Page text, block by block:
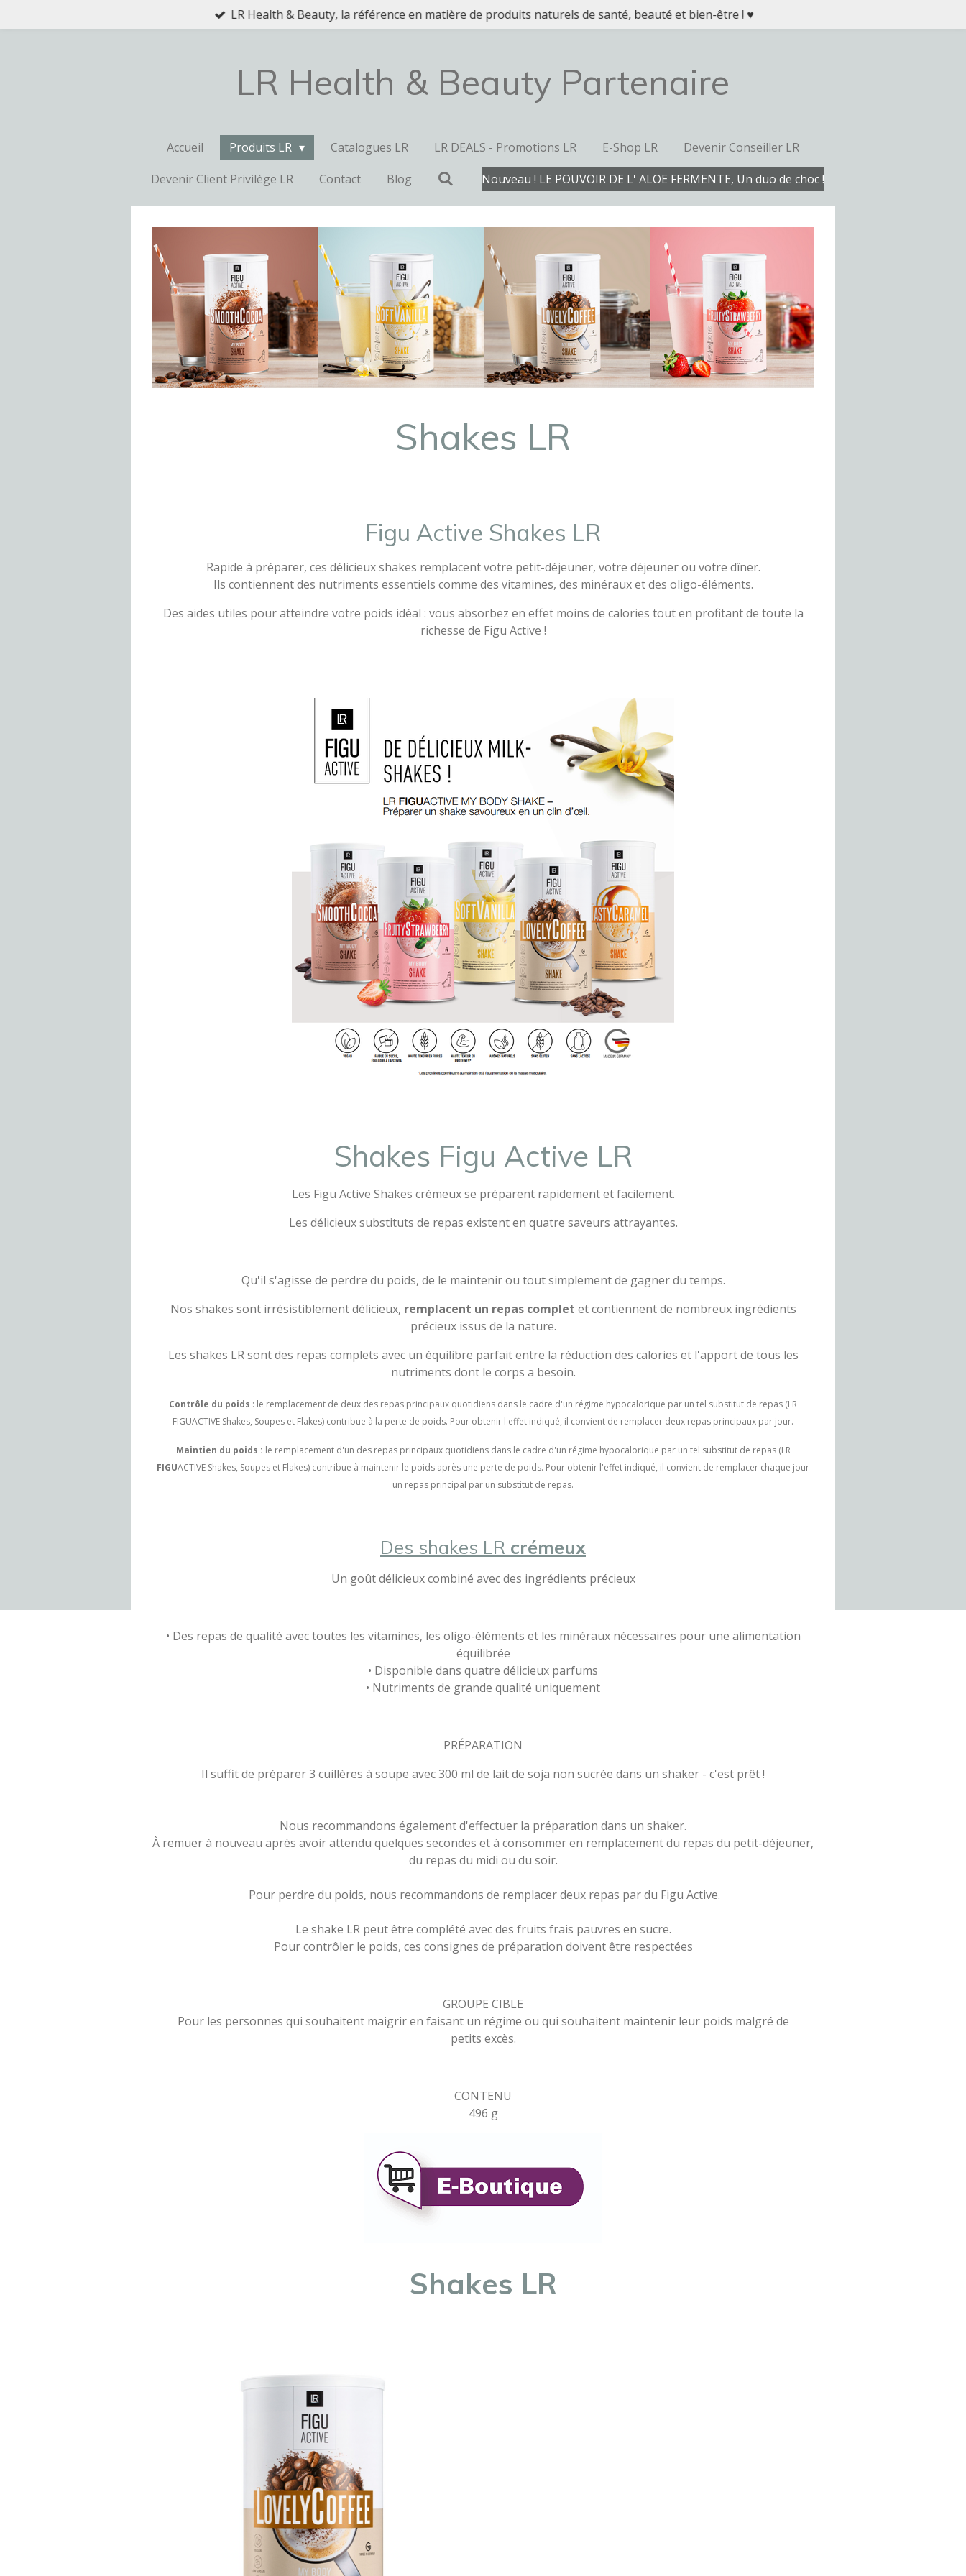
au
LR Health & Beauty, la référence en matière de produits naturels de santé, beauté et bien-être ! ♥
LR Health & Beauty Partenaire
Accueil Produits LR Catalogues LR LR DEALS - Promotions LR E-Shop LR
Devenir Conseiller LR
Devenir Client Privilège LR
Contact Blog Nouveau ! LE POUVOIR DE L' ALOE FERMENTE, Un duo de choc !
Shakes LR
Figu Active Shakes LR
Rapide à préparer, ces délicieux shakes remplacent votre petit-déjeuner, votre déjeuner ou votre dîner.
Ils contiennent des nutriments essentiels comme des vitamines, des minéraux et des oligo-éléments.
Des aides utiles pour atteindre votre poids idéal : vous absorbez en effet moins de calories tout en profitant de toute la
richesse de Figu Active !
Shakes Figu Active LR
Les Figu Active Shakes crémeux se préparent rapidement et facilement.
Les délicieux substituts de repas existent en quatre saveurs attrayantes.
Qu'il s'agisse de perdre du poids, de le maintenir ou tout simplement de gagner du temps.
Nos shakes sont irrésistiblement délicieux, remplacent un repas complet et contiennent de nombreux ingrédients
précieux issus de la nature.
Les shakes LR sont des repas complets avec un équilibre parfait entre la réduction des calories et l'apport de tous les
nutriments dont le corps a besoin.
Contrôle du poids : le remplacement de deux des repas principaux quotidiens dans le cadre d'un régime hypocalorique par un tel substitut de repas (LR
FIGUACTIVE Shakes, Soupes et Flakes) contribue à la perte de poids. Pour obtenir l'effet indiqué, il convient de remplacer deux repas principaux par jour.
Maintien du poids : le remplacement d'un des repas principaux quotidiens dans le cadre d'un régime hypocalorique par un tel substitut de repas (LR
FIGUACTIVE Shakes, Soupes et Flakes) contribue à maintenir le poids après une perte de poids. Pour obtenir l'effet indiqué, il convient de remplacer chaque jour
un repas principal par un substitut de repas.
Des shakes LR crémeux
Un goût délicieux combiné avec des ingrédients précieux
• Des repas de qualité avec toutes les vitamines, les oligo-éléments et les minéraux nécessaires pour une alimentation
équilibrée
• Disponible dans quatre délicieux parfums
• Nutriments de grande qualité uniquement
PRÉPARATION
Il suffit de préparer 3 cuillères à soupe avec 300 ml de lait de soja non sucrée dans un shaker - c'est prêt !
Nous recommandons également d'effectuer la préparation dans un shaker.
À remuer à nouveau après avoir attendu quelques secondes et à consommer en remplacement du repas du petit-déjeuner,
du repas du midi ou du soir.
Pour perdre du poids, nous recommandons de remplacer deux repas par du Figu Active.
Le shake LR peut être complété avec des fruits frais pauvres en sucre.
Pour contrôler le poids, ces consignes de préparation doivent être respectées
GROUPE CIBLE
Pour les personnes qui souhaitent maigrir en faisant un régime ou qui souhaitent maintenir leur poids malgré de
petits excès.
CONTENU
496 g
Shakes LR